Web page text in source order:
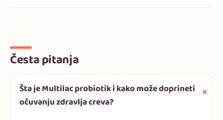
Česta pitanja
Šta je Multilac probiotik i kako može doprineti
očuvanju zdravlja creva?